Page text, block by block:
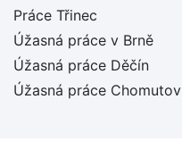
Práce Třinec
Úžasná práce v Brně
Úžasná práce Děčín
Úžasná práce Chomutov